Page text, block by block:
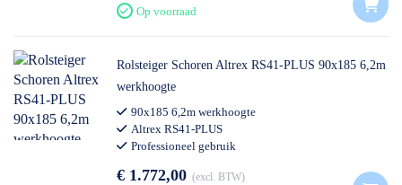
Op voorraad
Rolsteiger Schoren Altrex RS41-PLUS 90x185 6,2m
werkhoogte
90x185 6,2m werkhoogte
Altrex RS41-PLUS
Professioneel gebruik
€ 1.772,00 excl. BTW